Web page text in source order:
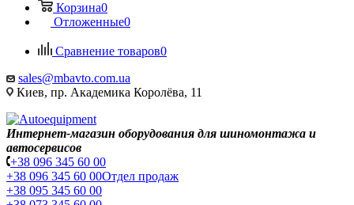
Корзина0
Отложенные0
Сравнение товаров0
sales@mbavto.com.ua
Киев, пр. Академика Королёва, 11
Интернет-магазин оборудования для шиномонтажа и
автосервисов
+38 096 345 60 00
+38 096 345 60 00Отдел продаж
+38 095 345 60 00